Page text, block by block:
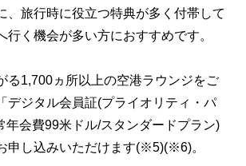
、旅行時に役立つ特典が多く付帯して
行く機会が多い方におすすめです。
る1,700ヵ所以上の空港ラウンジをご
デジタル会員証(プライオリティ・パ
年会費99米ドル/スタンダードプラン)
申し込みいただけます(※5)(※6)。